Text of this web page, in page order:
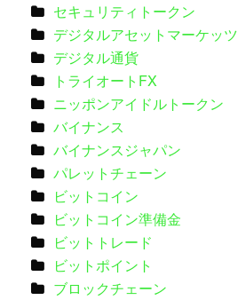
セキュリティトークン
デジタルアセットマーケッツ
デジタル通貨
トライオートFX
ニッポンアイドルトークン
バイナンス
バイナンスジャパン
パレットチェーン
ビットコイン
ビットコイン準備金
ビットトレード
ビットポイント
ブロックチェーン